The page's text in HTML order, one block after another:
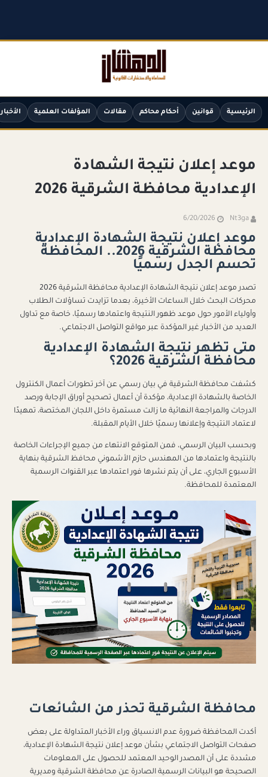
الرئيسية قوانين أحكام محاكم مقالات المؤلفات العلمية الأخبار
موعد إعلان نتيجة الشهادة
الإعدادية محافظة الشرقية 2026
Nt3ga
6/20/2026
موعد إعلان نتيجة الشهادة الإعدادية
محافظة الشرقية 2026.. المحافظة
تحسم الجدل رسميًا
تصدر موعد إعلان نتيجة الشهادة الإعدادية محافظة الشرقية 2026
محركات البحث خلال الساعات الأخيرة، بعدما تزايدت تساؤلات الطلاب
وأولياء الأمور حول موعد ظهور النتيجة واعتمادها رسميًا، خاصة مع تداول
العديد من الأخبار غير المؤكدة عبر مواقع التواصل الاجتماعي.
متى تظهر نتيجة الشهادة الإعدادية
محافظة الشرقية 2026؟
كشفت محافظة الشرقية في بيان رسمي عن آخر تطورات أعمال الكنترول
الخاصة بالشهادة الإعدادية، مؤكدة أن أعمال تصحيح أوراق الإجابة ورصد
الدرجات والمراجعة النهائية ما زالت مستمرة داخل اللجان المختصة، تمهيدًا
لاعتماد النتيجة وإعلانها رسميًا خلال الأيام المقبلة.
وبحسب البيان الرسمي، فمن المتوقع الانتهاء من جميع الإجراءات الخاصة
بالنتيجة واعتمادها من المهندس حازم الأشموني محافظ الشرقية بنهاية
الأسبوع الجاري، على أن يتم نشرها فور اعتمادها عبر القنوات الرسمية
المعتمدة للمحافظة.
محافظة الشرقية تحذر من الشائعات
أكدت المحافظة ضرورة عدم الانسياق وراء الأخبار المتداولة على بعض
صفحات التواصل الاجتماعي بشأن موعد إعلان نتيجة الشهادة الإعدادية،
مشددة على أن المصدر الوحيد المعتمد للحصول على المعلومات
الصحيحة هو البيانات الرسمية الصادرة عن محافظة الشرقية ومديرية